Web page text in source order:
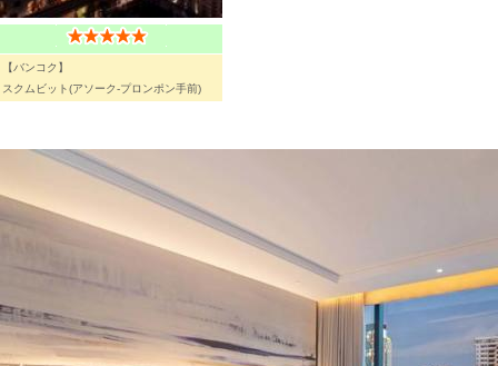
【バンコク】
スクムビット(アソーク-プロンポン手前)